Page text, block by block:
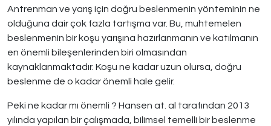
Antrenman ve yarış için doğru beslenmenin yönteminin ne
olduğuna dair çok fazla tartışma var. Bu, muhtemelen
beslenmenin bir koşu yarışına hazırlanmanın ve katılmanın
en önemli bileşenlerinden biri olmasından
kaynaklanmaktadır. Koşu ne kadar uzun olursa, doğru
beslenme de o kadar önemli hale gelir.
Peki ne kadar mı önemli ? Hansen at. al tarafından 2013
yılında yapılan bir çalışmada, bilimsel temelli bir beslenme